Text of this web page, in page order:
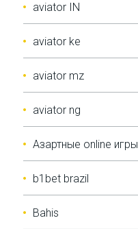
aviator IN
aviator ke
aviator mz
aviator ng
Aзартные online игры
b1bet brazil
Bahis